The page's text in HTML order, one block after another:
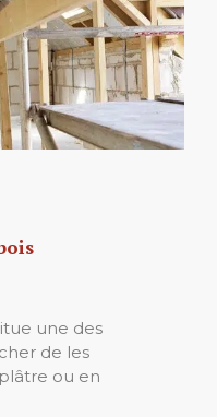
une des
de les
ou en